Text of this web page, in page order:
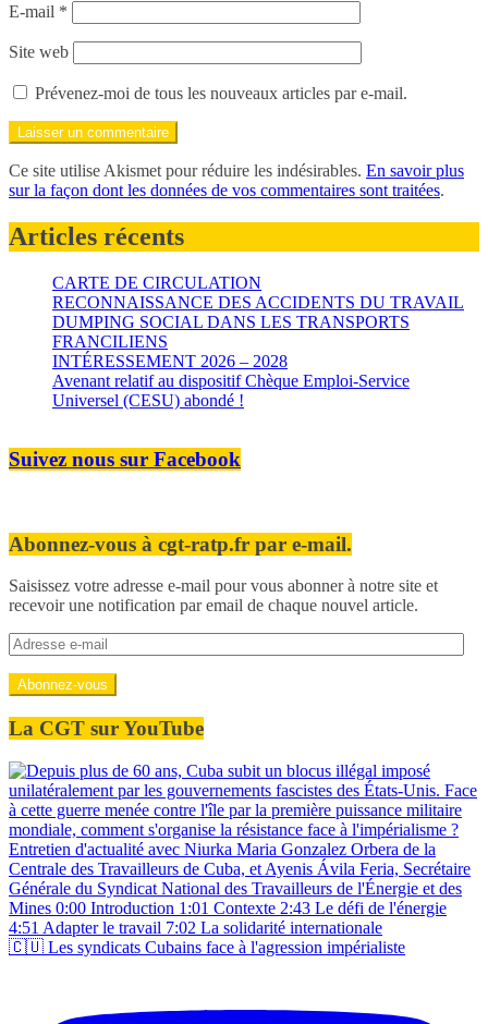
E-mail *
Site web
Prévenez-moi de tous les nouveaux articles par e-mail.
Ce site utilise Akismet pour réduire les indésirables. En savoir plus
sur la façon dont les données de vos commentaires sont traitées.
Articles récents
CARTE DE CIRCULATION
RECONNAISSANCE DES ACCIDENTS DU TRAVAIL
DUMPING SOCIAL DANS LES TRANSPORTS
FRANCILIENS
INTÉRESSEMENT 2026 – 2028
Avenant relatif au dispositif Chèque Emploi-Service
Universel (CESU) abondé !
Suivez nous sur Facebook
Abonnez-vous à cgt-ratp.fr par e-mail.
Saisissez votre adresse e-mail pour vous abonner à notre site et
recevoir une notification par email de chaque nouvel article.
Adresse
e-
mail
Abonnez-vous
La CGT sur YouTube
🇨🇺 Les syndicats Cubains face à l'agression impérialiste